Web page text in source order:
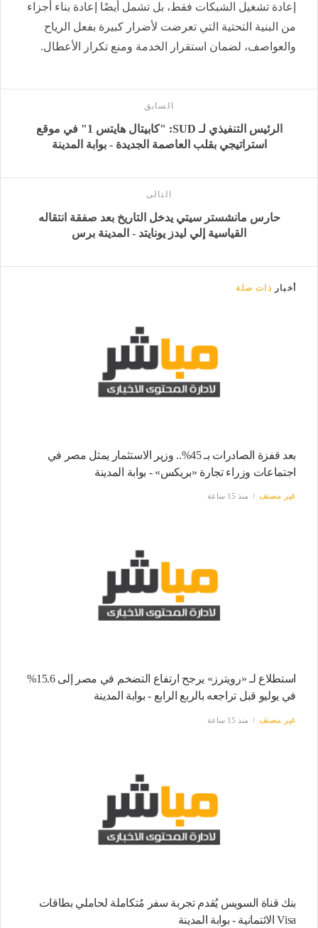
إعادة تشغيل الشبكات فقط، بل تشمل أيضًا إعادة بناء أجزاء
من البنية التحتية التي تعرضت لأضرار كبيرة بفعل الرياح
والعواصف، لضمان استقرار الخدمة ومنع تكرار الأعطال.
السابق
الرئيس التنفيذي لـ SUD: "كابيتال هايتس 1" في موقع
استراتيجي بقلب العاصمة الجديدة - بوابة المدينة
التالى
حارس مانشستر سيتي يدخل التاريخ بعد صفقة انتقاله
القياسية إلي ليدز يونايتد - المدينة برس
أخبار ذات صلة
بعد قفزة الصادرات بـ 45%.. وزير الاستثمار يمثل مصر في
اجتماعات وزراء تجارة «بريكس» - بوابة المدينة
غير مصنف منذ 15 ساعة
استطلاع لـ «رويترز» يرجح ارتفاع التضخم في مصر إلى 15.6%
في يوليو قبل تراجعه بالربع الرابع - بوابة المدينة
غير مصنف منذ 15 ساعة
بنك قناة السويس يُقدم تجربة سفر مُتكاملة لحاملي بطاقات
Visa الائتمانية - بوابة المدينة